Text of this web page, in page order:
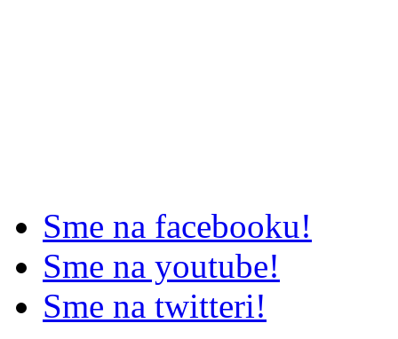
Sme na facebooku!
Sme na youtube!
Sme na twitteri!